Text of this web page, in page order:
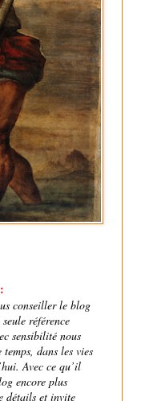
:
conseiller le blog
référence
sensibilité nous
dans les vies
Avec ce qu’il
encore plus
détails et invite